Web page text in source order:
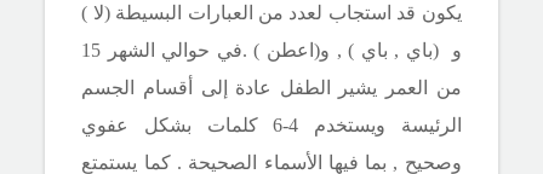
يكون قد استجاب لعدد من العبارات البسيطة (لا )
و(باي
, باي ) , و(اعطن ) .في حوالي الشهر 15
من العمر يشير الطفل عادة إلى أقسام الجسم
الرئيسة ويستخدم 4-6 كلمات بشكل عفوي
وصحيح , بما فيها الأسماء الصحيحة . كما يستمتع